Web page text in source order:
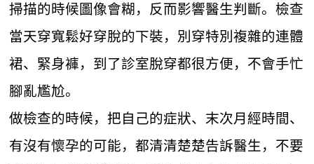
掃描的時候圖像會糊，反而影響醫生判斷。檢查
當天穿寬鬆好穿脫的下裝，別穿特別複雜的連體
裙、緊身褲，到了診室脫穿都很方便，不會手忙
腳亂尷尬。
做檢查的時候，把自己的症狀、末次月經時間、
有沒有懷孕的可能，都清清楚楚告訴醫生，不要